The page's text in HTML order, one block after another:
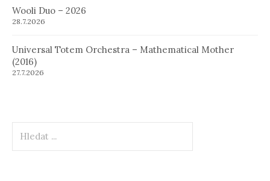
Wooli Duo – 2026
28.7.2026
Universal Totem Orchestra – Mathematical Mother
(2016)
27.7.2026